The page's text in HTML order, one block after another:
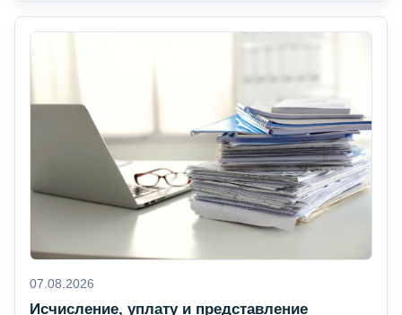
07.08.2026
Исчисление, уплату и представление